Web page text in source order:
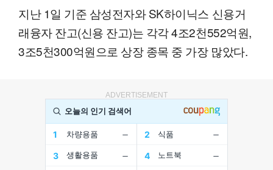
지난 1일 기준 삼성전자와 SK하이닉스 신용거
래융자 잔고(신용 잔고)는 각각 4조2천552억원,
3조5천300억원으로 상장 종목 중 가장 많았다.
ADVERTISEMENT